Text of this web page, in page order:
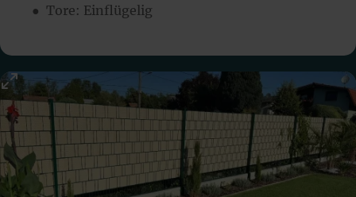
● Tore: Einflügelig